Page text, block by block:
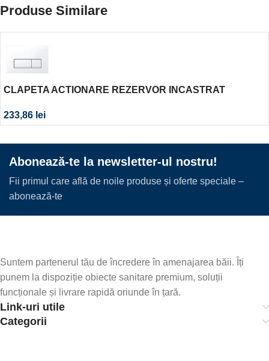
Produse Similare
CLAPETA ACTIONARE REZERVOR INCASTRAT
233,86 lei
Abonează-te la newsletter-ul nostru!
Fii primul care află de noile produse și oferte speciale –
abonează-te
Suntem partenerul tău de încredere în amenajarea băii. Îți
punem la dispoziție obiecte sanitare premium, soluții
funcționale și livrare rapidă oriunde în țară.
Link-uri utile
Categorii